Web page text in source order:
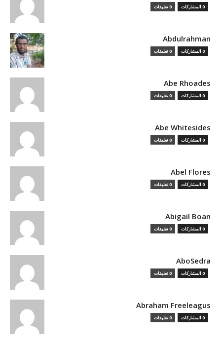
0 المشاركات 0 تعليقات
Abdulrahman
0 المشاركات 0 تعليقات
Abe Rhoades
0 المشاركات 0 تعليقات
Abe Whitesides
0 المشاركات 0 تعليقات
Abel Flores
0 المشاركات 0 تعليقات
Abigail Boan
0 المشاركات 0 تعليقات
AboSedra
0 المشاركات 0 تعليقات
Abraham Freeleagus
0 المشاركات 0 تعليقات